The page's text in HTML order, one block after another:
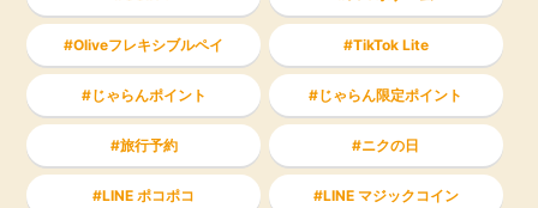
Oliveフレキシブルペイ TikTok Lite
じゃらんポイント じゃらん限定ポイント
旅行予約 ニクの日
LINE ポコポコ LINE マジックコイン